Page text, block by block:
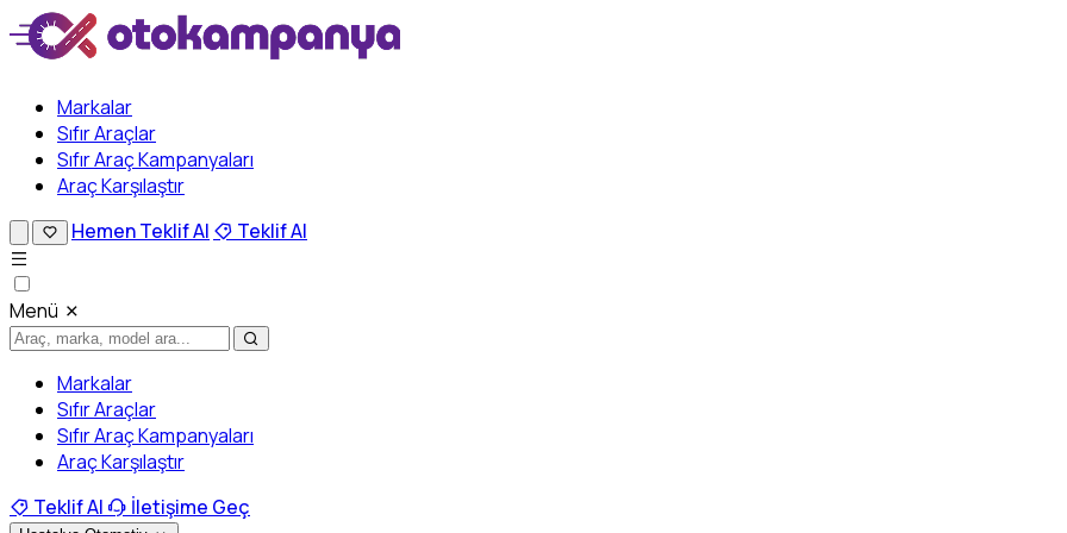
Markalar
Sıfır Araçlar
Sıfır Araç Kampanyaları
Araç Karşılaştır
Hemen Teklif Al
Teklif Al
Menü
Markalar
Sıfır Araçlar
Sıfır Araç Kampanyaları
Araç Karşılaştır
Teklif Al
İletişime Geç